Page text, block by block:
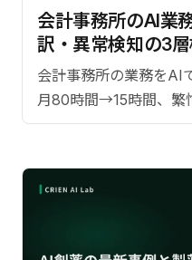
会計事務所のAI業
訳・異常検知の3
会計事務所の業務をAI
月80時間→15時間、繁
見込まれる3層構成を